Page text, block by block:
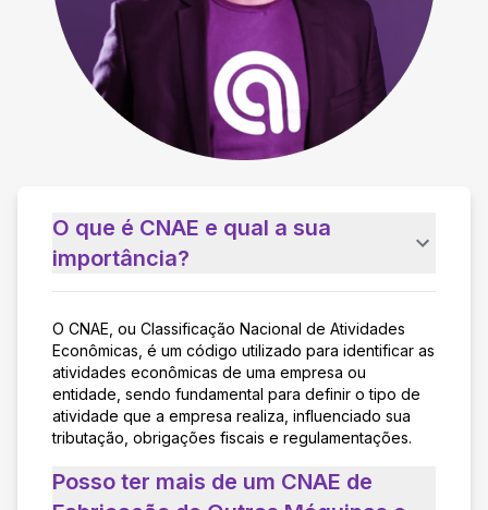
O que é CNAE e qual a sua
importância?
O CNAE, ou Classificação Nacional de Atividades
Econômicas, é um código utilizado para identificar as
atividades econômicas de uma empresa ou
entidade, sendo fundamental para definir o tipo de
atividade que a empresa realiza, influenciado sua
tributação, obrigações fiscais e regulamentações.
Posso ter mais de um CNAE de